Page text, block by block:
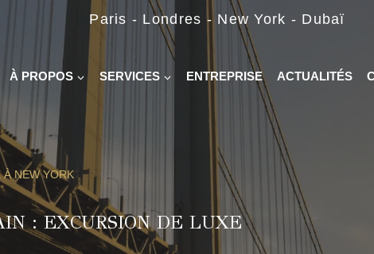
Paris - Londres - New York - Dubaï
À PROPOS SERVICES ENTREPRISE ACTUALITÉS
À NEW YORK
: EXCURSION DE LUXE